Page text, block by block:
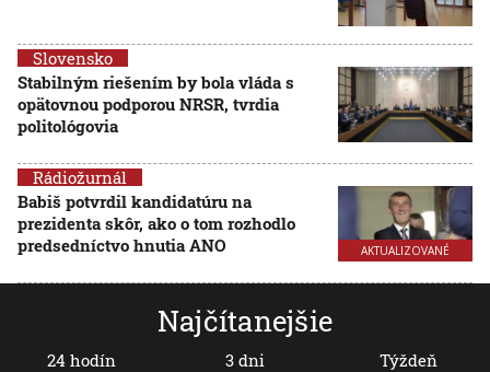
Slovensko
Stabilným riešením by bola vláda s
opätovnou podporou NRSR, tvrdia
politológovia
AKTUALIZOVANÉ
Rádiožurnál
Babiš potvrdil kandidatúru na
prezidenta skôr, ako o tom rozhodlo
predsedníctvo hnutia ANO
Najčítanejšie
24 hodín 3 dni Týždeň